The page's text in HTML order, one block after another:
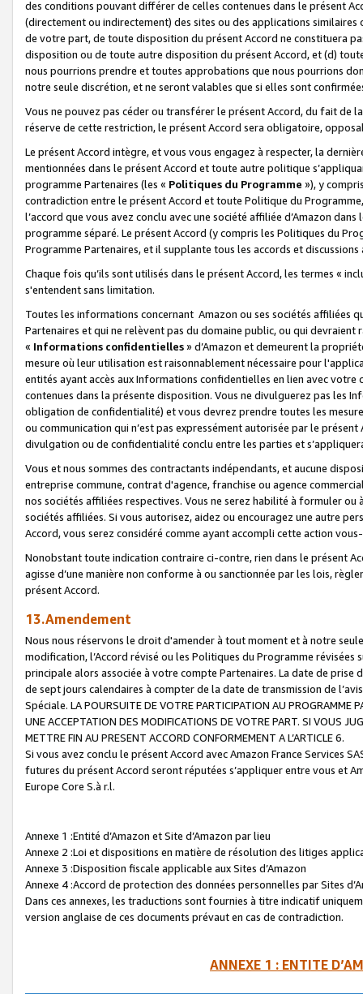
des conditions pouvant différer de celles contenues dans le présent
(directement ou indirectement) des sites ou des applications
de votre part, de toute disposition du présent Accord ne constituera
disposition ou de toute autre disposition du présent Accord, et (d)
nous pourrions prendre et toutes approbations que nous pourrions
notre seule discrétion, et ne seront valables que si elles sont
Vous ne pouvez pas céder ou transférer le présent Accord, du fait de
réserve de cette restriction, le présent Accord sera obligatoire,
Le présent Accord intègre, et vous vous engagez à respecter, la
mentionnées dans le présent Accord et toute autre politique
programme Partenaires (les « Politiques du Programme »), y
contradiction entre le présent Accord et toute Politique du
l’accord que vous avez conclu avec une société affiliée d’Amazon
programme séparé. Le présent Accord (y compris les Politiques du
Programme Partenaires, et il supplante tous les accords et discussions
Chaque fois qu’ils sont utilisés dans le présent Accord, les termes «
s'entendent sans limitation.
Toutes les informations concernant Amazon ou ses sociétés affiliées
Partenaires et qui ne relèvent pas du domaine public, ou qui
« Informations confidentielles» d’Amazon et demeurent la
mesure où leur utilisation est raisonnablement nécessaire pour
entités ayant accès aux Informations confidentielles en lien avec
contenues dans la présente disposition. Vous ne divulguerez pas les
obligation de confidentialité) et vous devrez prendre toutes les
ou communication qui n’est pas expressément autorisée par le
divulgation ou de confidentialité conclu entre les parties et
Vous et nous sommes des contractants indépendants, et aucune
entreprise commune, contrat d'agence, franchise ou agence
nos sociétés affiliées respectives. Vous ne serez habilité à formuler
sociétés affiliées. Si vous autorisez, aidez ou encouragez une autre
Accord, vous serez considéré comme ayant accompli cette action
Nonobstant toute indication contraire ci-contre, rien dans le présent
agisse d’une manière non conforme à ou sanctionnée par les lois,
présent Accord.
13.Amendement
Nous nous réservons le droit d'amender à tout moment et à notre
modification, l’Accord révisé ou les Politiques du Programme
principale alors associée à votre compte Partenaires. La date de
de sept jours calendaires à compter de la date de transmission de
Spéciale. LA POURSUITE DE VOTRE PARTICIPATION AU PROGRAMME
UNE ACCEPTATION DES MODIFICATIONS DE VOTRE PART. SI VOUS
METTRE FIN AU PRESENT ACCORD CONFORMEMENT A L’ARTICLE 6.
Si vous avez conclu le présent Accord avec Amazon France Services
futures du présent Accord seront réputées s’appliquer entre vous et
Europe Core S.à r.l.
Annexe 1 :Entité d’Amazon et Site d’Amazon par lieu
Annexe 2 :Loi et dispositions en matière de résolution des litiges
Annexe 3 :Disposition fiscale applicable aux Sites d’Amazon
Annexe 4 :Accord de protection des données personnelles par Sites
Dans ces annexes, les traductions sont fournies à titre indicatif
version anglaise de ces documents prévaut en cas de contradiction.
ANNEXE 1 : ENTITE